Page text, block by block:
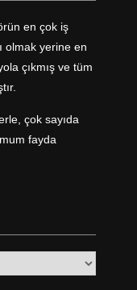
en çok iş
olmak yerine en
çıkmış ve tüm
çok sayıda
fayda